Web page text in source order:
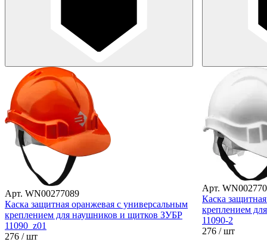
Арт. WN00277089
Каска защитная оранжевая с универсальным
креплением для наушников и щитков ЗУБР
11090_z01
276 / шт
Арт.
Каска
креплением
11090-2
276 / шт